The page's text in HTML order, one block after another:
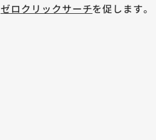
ゼロクリックサーチを促します。